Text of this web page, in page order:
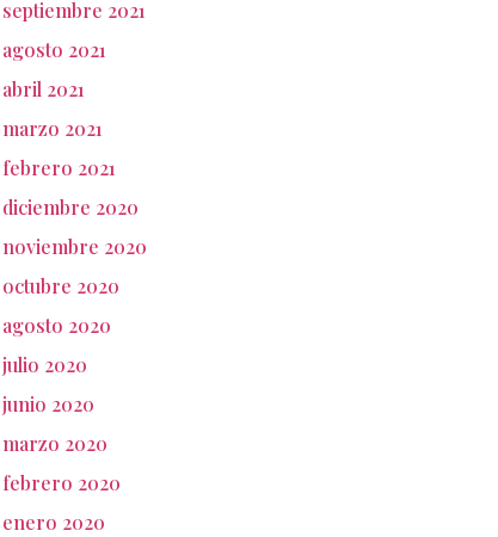
septiembre 2021
agosto 2021
abril 2021
marzo 2021
febrero 2021
diciembre 2020
noviembre 2020
octubre 2020
agosto 2020
julio 2020
junio 2020
marzo 2020
febrero 2020
enero 2020